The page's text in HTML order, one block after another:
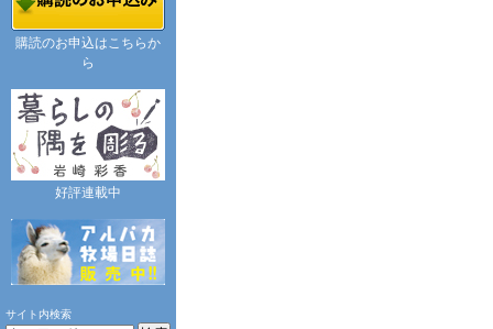
購読のお申込はこちらか
ら
好評連載中
サイト内検索